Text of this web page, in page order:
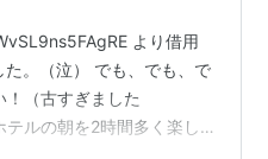
より借用
。（泣） でも、でも、で
！（古すぎました
ルの朝を2時間多く楽し